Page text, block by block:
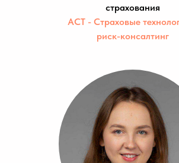
страхования
АСТ - Страховые
риск-консалтинг